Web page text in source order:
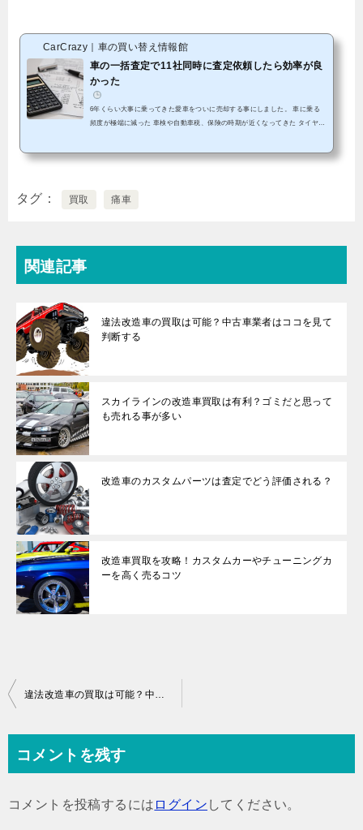
CarCrazy｜車の買い替え情報館
車の一括査定で11社同時に査定依頼したら効率が良
かった
6年くらい大事に乗ってきた愛車をついに売却する事にしました。 車に乗る
頻度が極端に減った 車検や自動車税、保険の時期が近くなってきた タイヤは
の査定結果を...
タグ 買取 痛車
関連記事
違法改造車の買取は可能？中古車業者はココを見て
判断する
スカイラインの改造車買取は有利？ゴミだと思って
も売れる事が多い
改造車のカスタムパーツは査定でどう評価される？
改造車買取を攻略！カスタムカーやチューニングカ
ーを高く売るコツ
投
ビ
違法改造車の買取は可能？中古車業者はココを見て判断する
コメントを残す
コメントを投稿するには ログイン してください。